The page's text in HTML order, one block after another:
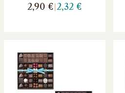
2,90 € 2,32 €